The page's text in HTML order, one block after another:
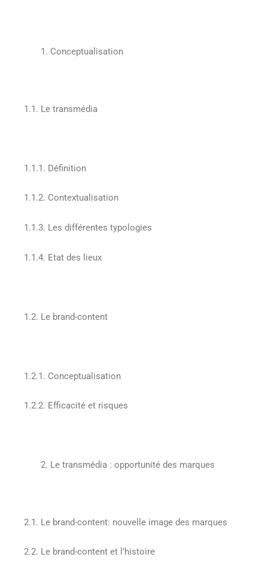
Conceptualisation
1.1. Le transmédia
1.1.1. Définition
1.1.2. Contextualisation
1.1.3. Les différentes typologies
1.1.4. Etat des lieux
1.2. Le brand-content
1.2.1. Conceptualisation
1.2.2. Efficacité et risques
Le transmédia : opportunité des marques
2.1. Le brand-content: nouvelle image des marques
2.2. Le brand-content et l’histoire